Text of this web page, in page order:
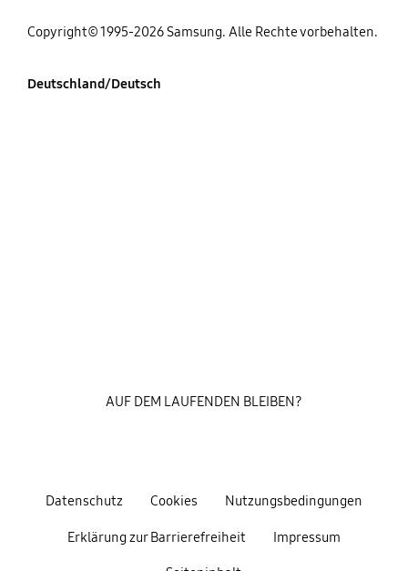
Copyright© 1995-2026 Samsung. Alle Rechte vorbehalten.
Deutschland/Deutsch
Datenschutz Cookies Nutzungsbedingungen
Erklärung zur Barrierefreiheit Impressum
AUF DEM LAUFENDEN BLEIBEN?